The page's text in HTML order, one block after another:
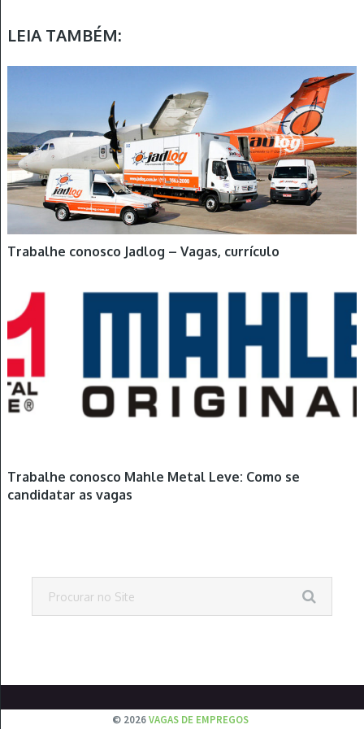
LEIA TAMBÉM:
Trabalhe conosco Jadlog – Vagas, currículo
Trabalhe conosco Mahle Metal Leve: Como se
candidatar as vagas
© 2026VAGAS DE EMPREGOS